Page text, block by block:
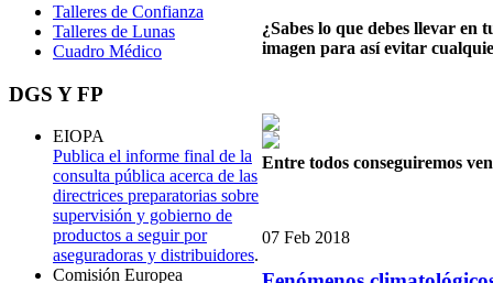
¿Sabes lo que debes llevar en
imagen para así evitar
Entre todos conseguiremos
07 Feb 2018
Talleres de Confianza
Talleres de Lunas
Cuadro Médico
DGS Y FP
EIOPA
Publica el informe final de la
consulta pública acerca de las
directrices preparatorias sobre
supervisión y gobierno de
productos a seguir por
aseguradoras y distribuidores.
Comisión Europea